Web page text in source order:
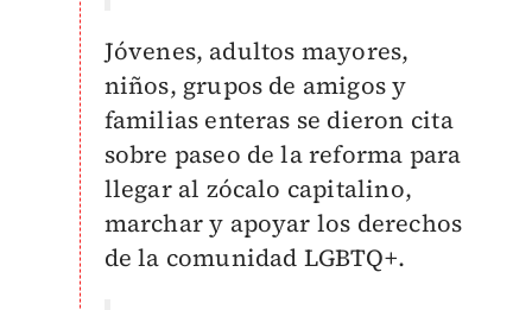
Jóvenes, adultos mayores,
niños, grupos de amigos y
familias enteras se dieron cita
sobre paseo de la reforma para
llegar al zócalo capitalino,
marchar y apoyar los derechos
de la comunidad LGBTQ+.